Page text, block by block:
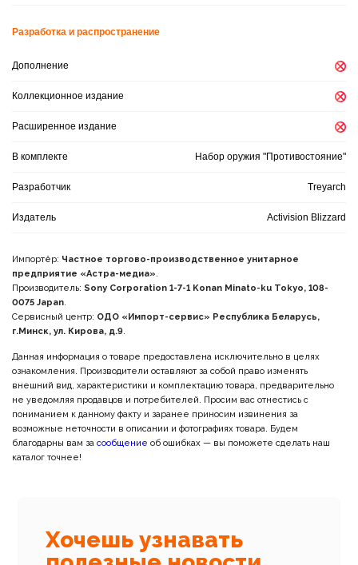
Разработка и распространение
Дополнение
Коллекционное издание
Расширенное издание
В комплекте Набор оружия "Противостояние"
Разработчик Treyarch
Издатель Activision Blizzard
Импортёр: Частное торгово-производственное унитарное
предприятие «Астра-медиа».
Производитель: Sony Corporation 1-7-1 Konan Minato-ku Tokyo, 108-
0075 Japan.
Сервисный центр: ОДО «Импорт-сервис» Республика Беларусь,
г.Минск, ул. Кирова, д.9.
Данная информация о товаре предоставлена исключительно в целях
ознакомления. Производители оставляют за собой право изменять
внешний вид, характеристики и комплектацию товара, предварительно
не уведомляя продавцов и потребителей. Просим вас отнестись с
пониманием к данному факту и заранее приносим извинения за
возможные неточности в описании и фотографиях товара. Будем
благодарны вам за сообщение об ошибках — вы поможете сделать наш
каталог точнее!
Хочешь узнавать